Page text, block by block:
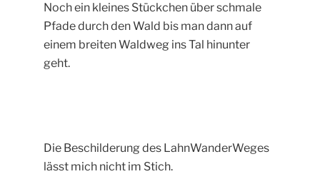
Noch ein kleines Stückchen über schmale
Pfade durch den Wald bis man dann auf
einem breiten Waldweg ins Tal hinunter
geht.
Die Beschilderung des LahnWanderWeges
lässt mich nicht im Stich.